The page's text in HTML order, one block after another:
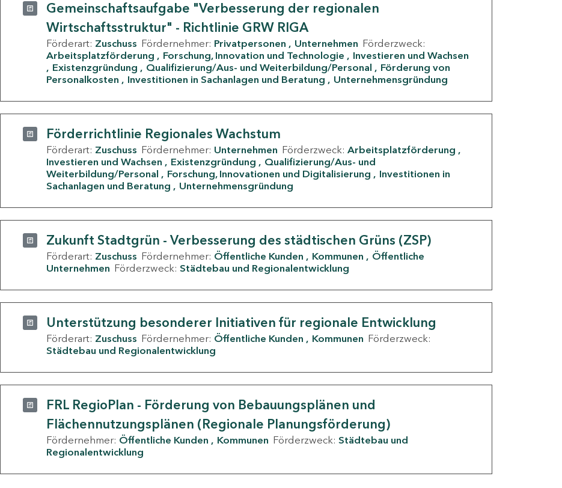
Gemeinschaftsaufgabe "Verbesserung der regionalen
Wirtschaftsstruktur" - Richtlinie GRW RIGA
Förderart: Zuschuss Fördernehmer: Privatpersonen Unternehmen Förderzweck:
Arbeitsplatzförderung
Forschung, Innovation und Technologie
Investieren und Wachsen
Existenzgründung
Qualifizierung/Aus- und Weiterbildung/Personal
Förderung von
Personalkosten
Investitionen in Sachanlagen und Beratung Unternehmensgründung
Förderrichtlinie Regionales Wachstum
Förderart: Zuschuss Fördernehmer: Unternehmen Förderzweck: Arbeitsplatzförderung
Investieren und Wachsen
Existenzgründung
Qualifizierung/Aus- und
Weiterbildung/Personal
Forschung, Innovationen und Digitalisierung
Investitionen in
Sachanlagen und Beratung
Unternehmensgründung
Zukunft Stadtgrün - Verbesserung des städtischen Grüns (ZSP)
Förderart: Zuschuss Fördernehmer: Öffentliche Kunden Kommunen
Öffentliche
Unternehmen Förderzweck: Städtebau und Regionalentwicklung
Unterstützung besonderer Initiativen für regionale Entwicklung
Förderart: Zuschuss Fördernehmer: Öffentliche Kunden Kommunen Förderzweck:
Städtebau und Regionalentwicklung
FRL RegioPlan - Förderung von Bebauungsplänen und
Flächennutzungsplänen (Regionale Planungsförderung)
Fördernehmer: Öffentliche Kunden Kommunen Förderzweck: Städtebau und
Regionalentwicklung